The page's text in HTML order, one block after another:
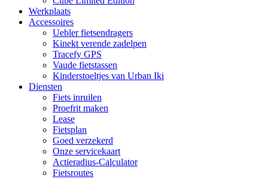
Werkplaats
Accessoires
Uebler fietsendragers
Kinekt verende zadelpen
Tracefy GPS
Vaude fietstassen
Kinderstoeltjes van Urban Iki
Diensten
Fiets inruilen
Proefrit maken
Lease
Fietsplan
Goed verzekerd
Onze servicekaart
Actieradius-Calculator
Fietsroutes